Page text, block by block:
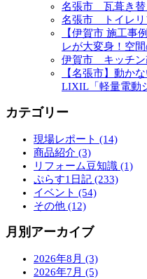
名張市 瓦葺き替
名張市 トイレリ
【伊賀市 施工事
レが大変身！空
伊賀市 キッチン
【名張市】動か
LIXIL「軽量電動
カテゴリー
現場レポート (14)
商品紹介 (3)
リフォーム豆知識 (1)
ぷらす1日記 (233)
イベント (54)
その他 (12)
月別アーカイブ
2026年8月 (3)
2026年7月 (5)